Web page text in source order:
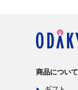
商品について